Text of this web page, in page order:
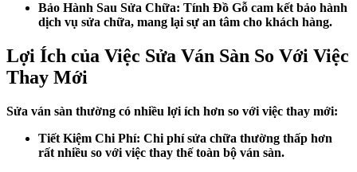
Bảo Hành Sau Sửa Chữa: Tính Đồ Gỗ cam kết bảo hành
dịch vụ sửa chữa, mang lại sự an tâm cho khách hàng.
Lợi Ích của Việc Sửa Ván Sàn So Với Việc
Thay Mới
Sửa ván sàn thường có nhiều lợi ích hơn so với việc thay mới:
Tiết Kiệm Chi Phí: Chi phí sửa chữa thường thấp hơn
rất nhiều so với việc thay thế toàn bộ ván sàn.